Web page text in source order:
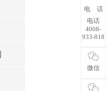
电 话
电话
4008-
933-818
微信